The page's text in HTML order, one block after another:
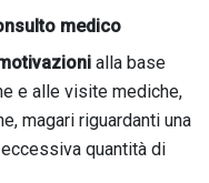
medico
alla base
e alle visite mediche,
magari riguardanti una
quantità di